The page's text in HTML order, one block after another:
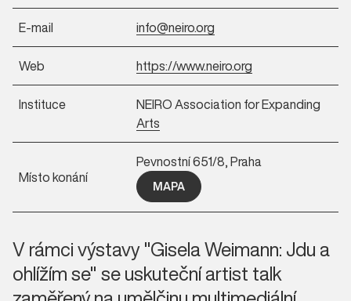
E-mail info@neiro.org
Web https://www.neiro.org
Instituce
NEIRO Association for Expanding
Arts
Místo konání
Pevnostní 651/8, Praha
MAPA
V rámci výstavy "Gisela Weimann: Jdu a
ohlížím se" se uskuteční artist talk